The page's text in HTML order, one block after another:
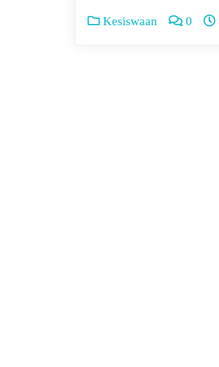
Kesiswaan 0